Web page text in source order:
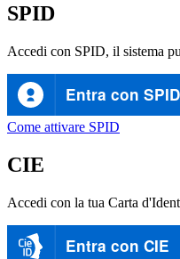
SPID
Accedi con SPID, il sistema
Entra con SPID
Come attivare SPID
CIE
Accedi con la tua Carta
Entra con CIE